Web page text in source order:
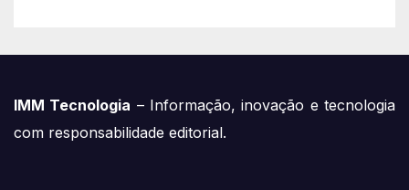
IMM Tecnologia – Informação, inovação e tecnologia
com responsabilidade editorial.